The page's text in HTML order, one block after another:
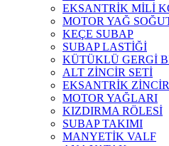
EKSANTRİK MİLİ
MOTOR YAĞ
KEÇE SUBAP
SUBAP LASTİĞİ
KÜTÜKLÜ GERGİ
ALT ZİNCİR SETİ
EKSANTRİK
MOTOR YAĞLARI
KIZDIRMA RÖLESİ
SUBAP TAKIMI
MANYETİK VALF